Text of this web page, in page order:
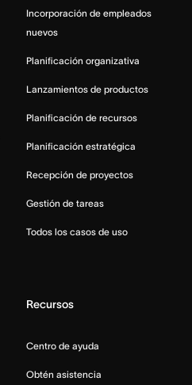
Incorporación de empleados
nuevos
Planificación organizativa
Lanzamientos de productos
Planificación de recursos
Planificación estratégica
Recepción de proyectos
Gestión de tareas
Todos los casos de uso
Recursos
Centro de ayuda
Obtén asistencia